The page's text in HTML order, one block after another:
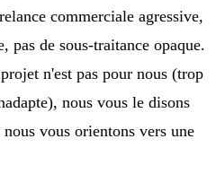
commerciale agressive,
pas de sous-traitance opaque.
n'est pas pour nous (trop
nous vous le disons
vous orientons vers une